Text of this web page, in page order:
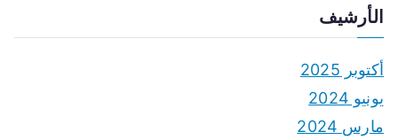
الأرشيف
أكتوبر 2025
يونيو 2024
مارس 2024